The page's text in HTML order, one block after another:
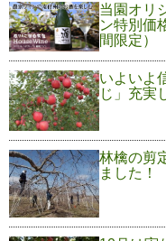
当園オリ
ン特別価
間限定）
いよいよ
じ」充実
林檎の剪
ました！